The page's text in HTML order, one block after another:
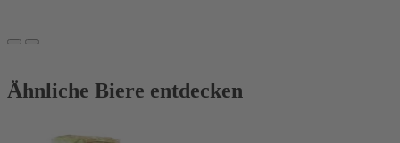
Ähnliche Biere entdecken